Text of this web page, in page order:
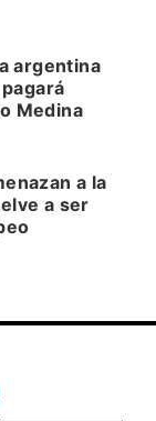
argentina
Medina
a la
a ser